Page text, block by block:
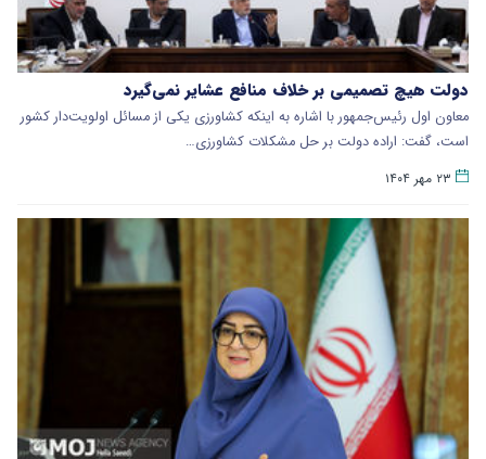
دولت هیچ تصمیمی بر خلاف منافع عشایر نمی‌گیرد
معاون اول رئیس‌جمهور با اشاره به اینکه کشاورزی یکی از مسائل اولویت‌دار کشور
است، گفت: اراده دولت بر حل مشکلات کشاورزی…
۲۳ مهر ۱۴۰۴